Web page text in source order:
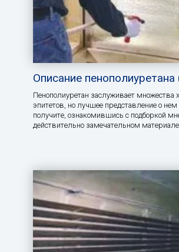
Описание
Пенополиуретан заслуживает множества
эпитетов, но лучшее представление о
получите, ознакомившись с подборкой
действительно замечательном материале.